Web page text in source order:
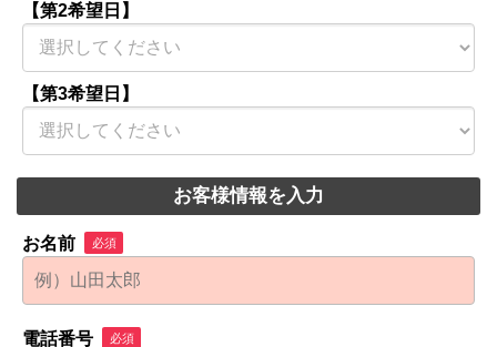
【第2希望日】
【第3希望日】
お客様情報を入力
お名前 必須
電話番号 必須